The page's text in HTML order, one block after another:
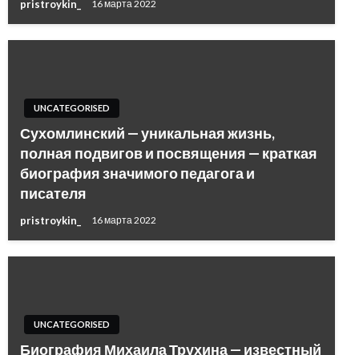
pristroykin_ 16 марта 2022
UNCATEGORISED
Сухомлинский — уникальная жизнь,
полная подвигов и посвящения — краткая
биография значимого педагога и
писателя
pristroykin_ 16 марта 2022
UNCATEGORISED
Биография Михаила Трухина — известный